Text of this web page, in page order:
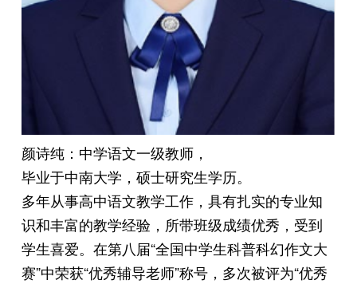
颜诗纯：中学语文一级教师，
毕业于中南大学，硕士研究生学历。
多年从事高中语文教学工作，具有扎实的专业知
识和丰富的教学经验，所带班级成绩优秀，受到
学生喜爱。在第八届“全国中学生科普科幻作文大
赛”中荣获“优秀辅导老师”称号，多次被评为“优秀